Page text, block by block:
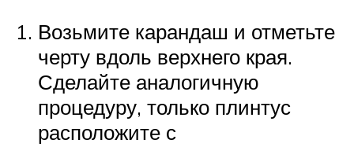
Возьмите карандаш и отметьте
черту вдоль верхнего края.
Сделайте аналогичную
процедуру, только плинтус
расположите с